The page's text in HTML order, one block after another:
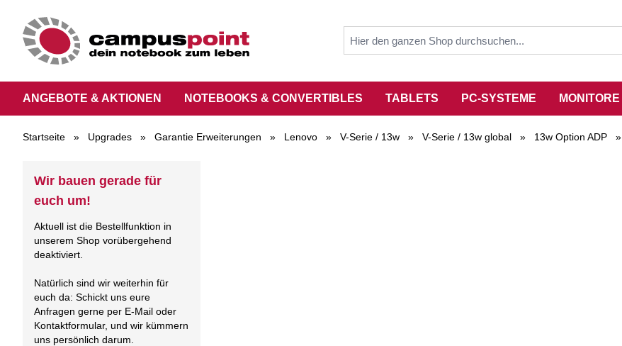
ANGEBOTE & AKTIONEN NOTEBOOKS & CONVERTIBLES TABLETS PC-SYSTEME MONITORE
Startseite » Upgrades » Garantie Erweiterungen » Lenovo » V-Serie / 13w » V-Serie / 13w global » 13w Option ADP »
Wir bauen gerade für
euch um!
Aktuell ist die Bestellfunktion in
unserem Shop vorübergehend
deaktiviert.
Natürlich sind wir weiterhin für
euch da: Schickt uns eure
Anfragen gerne per E-Mail oder
Kontaktformular, und wir kümmern
uns persönlich darum.